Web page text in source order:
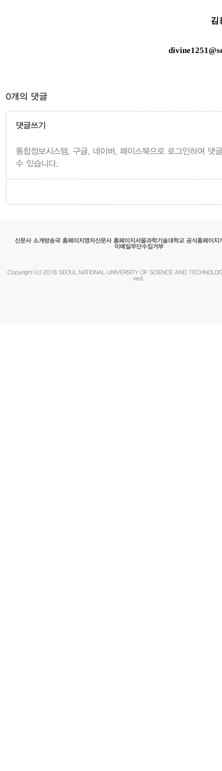
김
0개의 댓글
댓글쓰기
신문사 소개 방송국 홈페이지영자신문사 홈페이지서울과학기술대학교 공식홈페이지
이메일무단수집거부
Copyright (c) 2016 SEOUL NATIONAL UNIVERSITY OF SCIENCE AND
ved.